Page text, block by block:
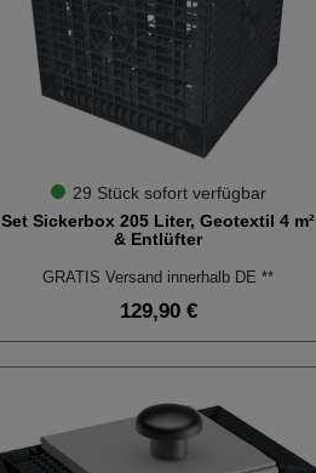
29 Stück sofort verfügbar
Set Sickerbox 205 Liter, Geotextil 4 m²
& Entlüfter
GRATIS Versand innerhalb DE **
129,90 €